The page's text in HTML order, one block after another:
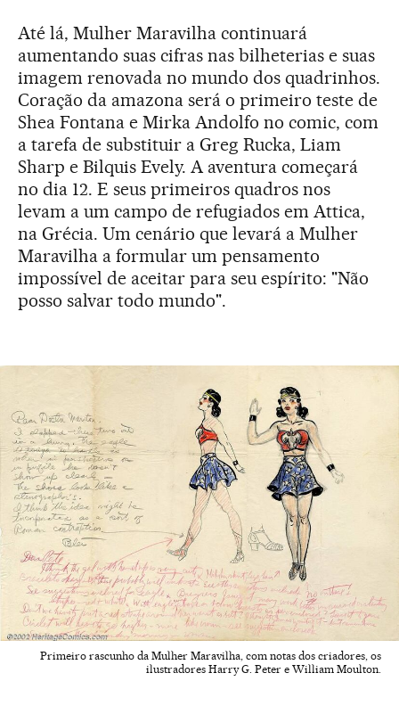
Até lá, Mulher Maravilha continuará
aumentando suas cifras nas bilheterias e suas
imagem renovada no mundo dos quadrinhos.
Coração da amazona será o primeiro teste de
Shea Fontana e Mirka Andolfo no comic, com
a tarefa de substituir a Greg Rucka, Liam
Sharp e Bilquis Evely. A aventura começará
no dia 12. E seus primeiros quadros nos
levam a um campo de refugiados em Attica,
na Grécia. Um cenário que levará a Mulher
Maravilha a formular um pensamento
impossível de aceitar para seu espírito: "Não
posso salvar todo mundo".
Primeiro rascunho da Mulher Maravilha, com notas dos criadores, os
ilustradores Harry G. Peter e William Moulton.